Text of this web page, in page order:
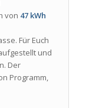
von 47 kWh
Für Euch
und
Der
Programm,